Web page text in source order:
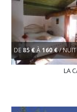
DE 85 €À160 €/ NUIT
LA